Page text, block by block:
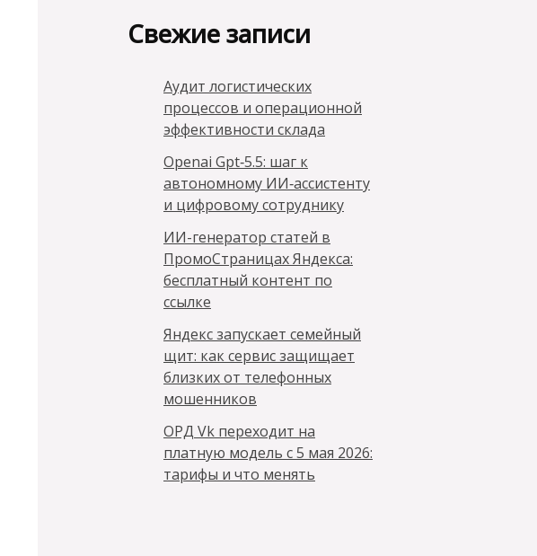
Свежие записи
Аудит логистических
процессов и операционной
эффективности склада
Openai Gpt‑5.5: шаг к
автономному ИИ‑ассистенту
и цифровому сотруднику
ИИ-генератор статей в
ПромоСтраницах Яндекса:
бесплатный контент по
ссылке
Яндекс запускает семейный
щит: как сервис защищает
близких от телефонных
мошенников
ОРД Vk переходит на
платную модель с 5 мая 2026:
тарифы и что менять